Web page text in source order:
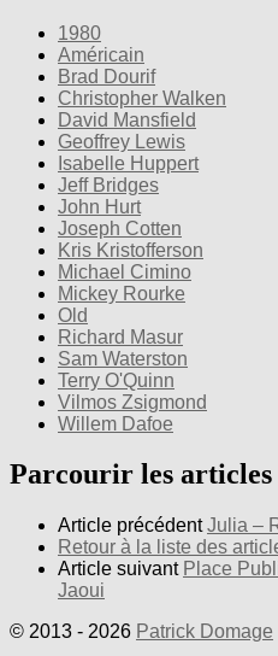
1980
Américain
Brad Dourif
Christopher Walken
David Mansfield
Geoffrey Lewis
Isabelle Huppert
Jeff Bridges
John Hurt
Joseph Cotten
Kris Kristofferson
Michael Cimino
Mickey Rourke
Old
Richard Masur
Sam Waterston
Terry O'Quinn
Vilmos Zsigmond
Willem Dafoe
Parcourir les articles
Article précédent Julia –
Retour à la liste des
Article suivant Place
Jaoui
© 2013 - 2026 Patrick Domage